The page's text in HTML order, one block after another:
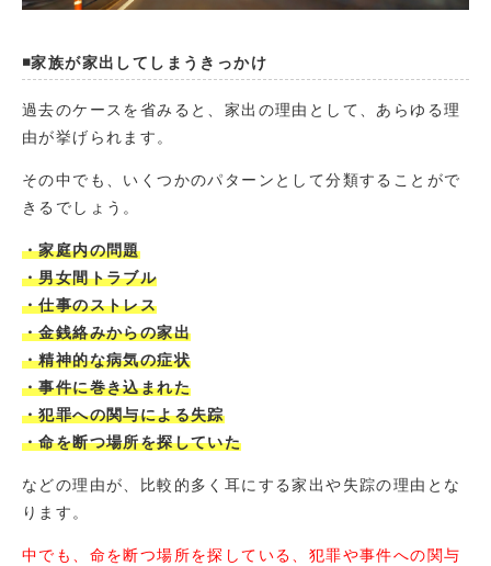
◾️家族が家出してしまうきっかけ
過去のケースを省みると、家出の理由として、あらゆる理
由が挙げられます。
その中でも、いくつかのパターンとして分類することがで
きるでしょう。
・家庭内の問題
・男女間トラブル
・仕事のストレス
・金銭絡みからの家出
・精神的な病気の症状
・事件に巻き込まれた
・犯罪への関与による失踪
・命を断つ場所を探していた
などの理由が、比較的多く耳にする家出や失踪の理由とな
ります。
中でも、命を断つ場所を探している、犯罪や事件への関与